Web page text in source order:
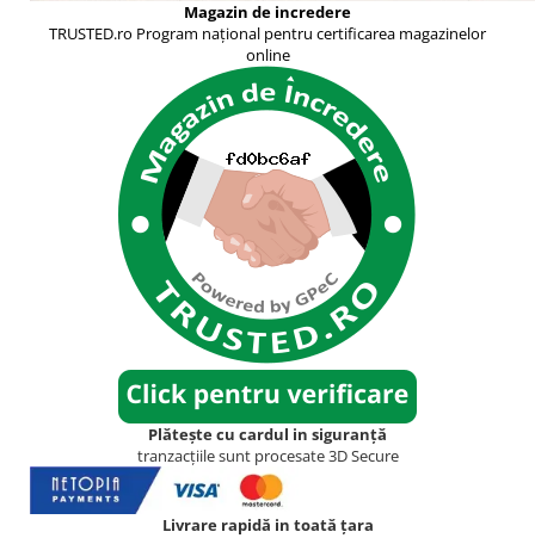
Magazin de incredere
TRUSTED.ro Program național pentru certificarea magazinelor
online
Plătește cu cardul in siguranță
tranzacțiile sunt procesate 3D Secure
Livrare rapidă in toată țara